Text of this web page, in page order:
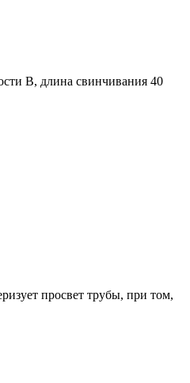
В, длина свинчивания 40
просвет трубы, при том,